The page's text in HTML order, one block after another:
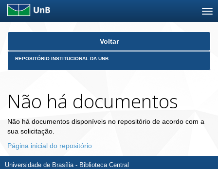
Skip
Voltar
REPOSITÓRIO INSTITUCIONAL DA UNB
Não há documentos
Não há documentos disponíveis no repositório de acordo com a
sua solicitação.
Página inicial do repositório
Universidade de Brasília - Biblioteca Central